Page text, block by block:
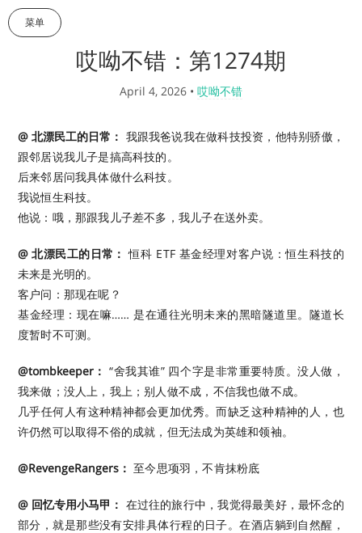
菜单
哎呦不错：第1274期
April 4, 2026 • 哎呦不错
@ 北漂民工的日常： 我跟我爸说我在做科技投资，他特别骄傲，
跟邻居说我儿子是搞高科技的。
后来邻居问我具体做什么科技。
我说恒生科技。
他说：哦，那跟我儿子差不多，我儿子在送外卖。 ​​​
@ 北漂民工的日常： 恒科 ETF 基金经理对客户说：恒生科技的
未来是光明的。
客户问：那现在呢？
基金经理：现在嘛…… 是在通往光明未来的黑暗隧道里。隧道长
度暂时不可测。
@tombkeeper： “舍我其谁” 四个字是非常重要特质。没人做，
我来做；没人上，我上；别人做不成，不信我也做不成。
几乎任何人有这种精神都会更加优秀。而缺乏这种精神的人，也
许仍然可以取得不俗的成就，但无法成为英雄和领袖。 ​​​
@RevengeRangers： 至今思项羽，不肯抹粉底
@ 回忆专用小马甲： 在过往的旅行中，我觉得最美好，最怀念的
部分，就是那些没有安排具体行程的日子。在酒店躺到自然醒，